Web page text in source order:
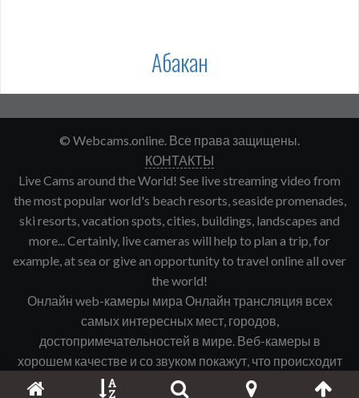
Абакан
© Webcams.online. Все права защищены.
КОНТАКТЫ
Live Cams around the World! See live streaming video from
the most popular world's beach resorts, seaside promenades,
ski resorts, vacation spots, cities, buildings, landscapes and
more... Certainly, live cameras will help to plan a trip, for
example, at sea or give an opportunity to travel online all over
the world!
Онлайн web-камеры мира Онлайн трансляция всех
самых интересных мест, городов,
достопримечательностей в мире. Веб-камеры в
хорошем качестве и со звуком покажут, что происходит
именно сейчас в интересующем Вас городе, курорте и